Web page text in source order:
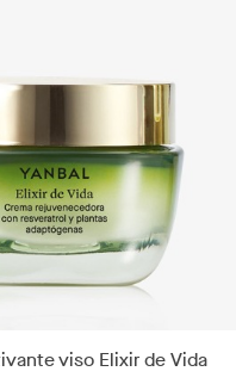
viso Elixir de Vida